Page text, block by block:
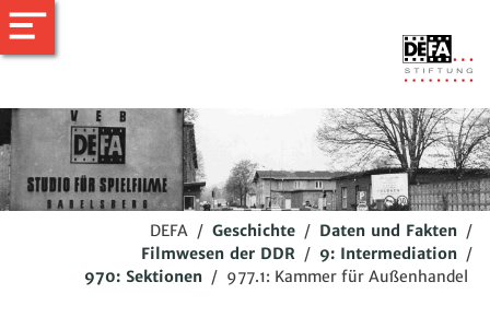
DEFA / Geschichte / Daten und Fakten /
Filmwesen der DDR / 9: Intermediation /
970: Sektionen / 977.1: Kammer für Außenhandel